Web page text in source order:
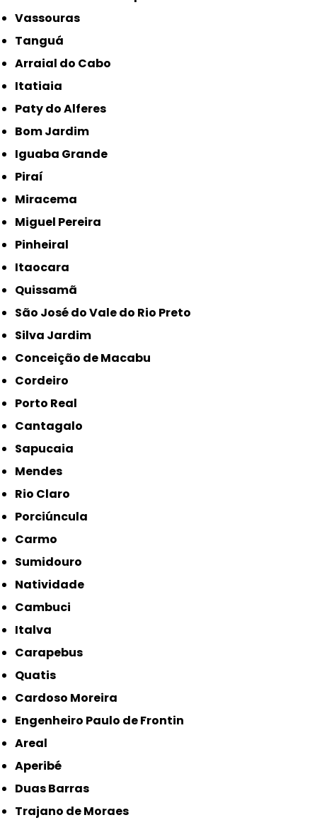
Vassouras
Tanguá
Arraial do Cabo
Itatiaia
Paty do Alferes
Bom Jardim
Iguaba Grande
Piraí
Miracema
Miguel Pereira
Pinheiral
Itaocara
Quissamã
São José do Vale do Rio Preto
Silva Jardim
Conceição de Macabu
Cordeiro
Porto Real
Cantagalo
Sapucaia
Mendes
Rio Claro
Porciúncula
Carmo
Sumidouro
Natividade
Cambuci
Italva
Carapebus
Quatis
Cardoso Moreira
Engenheiro Paulo de Frontin
Areal
Aperibé
Duas Barras
Trajano de Moraes